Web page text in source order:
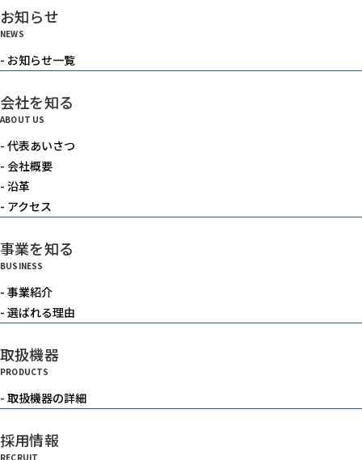
電動機器
送風機・集塵機・掃除機
水中ポンプ
重機
ベルトコンベアー
お知らせ
NEWS
- お知らせ一覧
会社を知る
ABOUT US
- 代表あいさつ
- 会社概要
- 沿革
- アクセス
事業を知る
BUSINESS
- 事業紹介
- 選ばれる理由
取扱機器
PRODUCTS
- 取扱機器の詳細
採用情報
RECRUIT